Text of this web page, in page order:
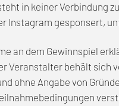
in keiner Verbindung
Instagram gesponsert,
an dem Gewinnspiel
Veranstalter behält sich
ohne Angabe von